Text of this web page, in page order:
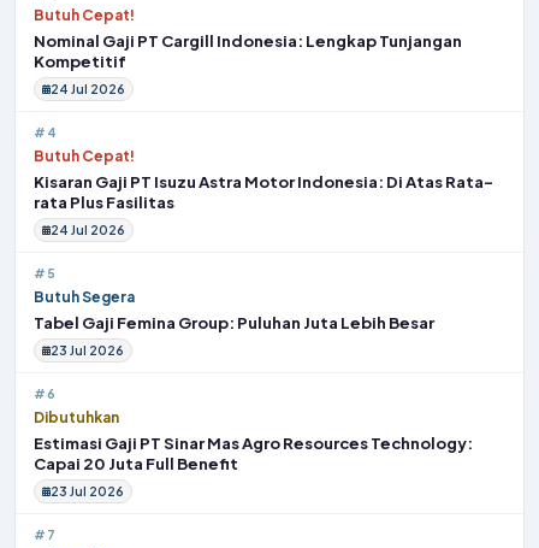
Butuh Cepat!
Nominal Gaji PT Cargill Indonesia: Lengkap Tunjangan
Kompetitif
24 Jul 2026
#4
Butuh Cepat!
Kisaran Gaji PT Isuzu Astra Motor Indonesia: Di Atas Rata-
rata Plus Fasilitas
24 Jul 2026
#5
Butuh Segera
Tabel Gaji Femina Group: Puluhan Juta Lebih Besar
23 Jul 2026
#6
Dibutuhkan
Estimasi Gaji PT Sinar Mas Agro Resources Technology:
Capai 20 Juta Full Benefit
23 Jul 2026
#7